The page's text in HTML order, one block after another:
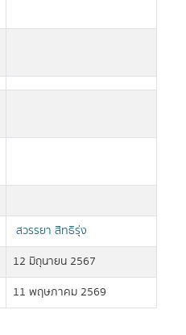
สวรรยา สิทธิรุ่ง
12 มิถุนายน 2567
11 พฤษภาคม 2569